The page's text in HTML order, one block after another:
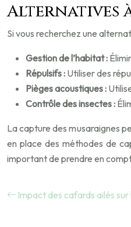
Alternatives
Si vous recherchez une
Gestion de l’habitat :
Répulsifs : Utiliser des
Pièges acoustiques :
Contrôle des insectes :
La capture des musaraignes
en place des méthodes de
important de prendre en
Impact des cafards ailés